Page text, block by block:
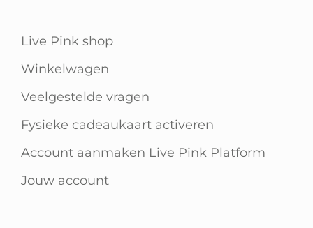
Live Pink shop
Winkelwagen
Veelgestelde vragen
Fysieke cadeaukaart activeren
Account aanmaken Live Pink Platform
Jouw account